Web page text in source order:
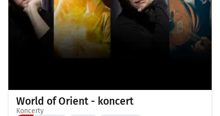
World of Orient - koncert
Koncerty